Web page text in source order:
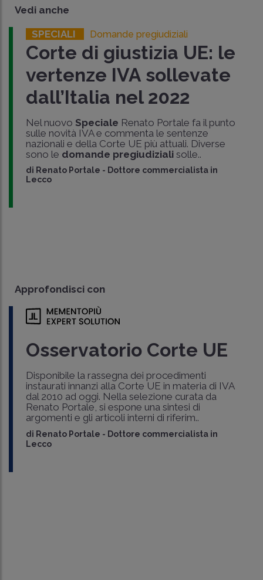
Vedi anche
SPECIALI Domande pregiudiziali
Corte di giustizia UE: le
vertenze IVA sollevate
dall’Italia nel 2022
Nel nuovo Speciale Renato Portale fa il punto
sulle novità IVA e commenta le sentenze
nazionali e della Corte UE più attuali. Diverse
sono le domande pregiudizialisolle..
di Renato Portale - Dottore commercialista in
Lecco
Approfondisci con
Osservatorio Corte UE
Disponibile la rassegna dei procedimenti
instaurati innanzi alla Corte UE in materia di IVA
dal 2010 ad oggi. Nella selezione curata da
Renato Portale, si espone una sintesi di
argomenti e gli articoli interni di riferim..
di Renato Portale - Dottore commercialista in
Lecco